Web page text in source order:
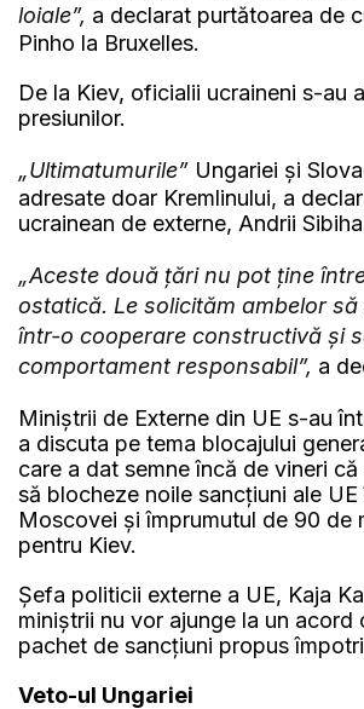
loiale”, a declarat purtătoarea de
Pinho la Bruxelles.
De la Kiev, oficialii ucraineni s-au
presiunilor.
„Ultimatumurile” Ungariei și
adresate doar Kremlinului, a
ucrainean de externe, Andrii
„Aceste două țări nu pot ține
ostatică. Le solicităm ambelor să
într-o cooperare constructivă și
comportament responsabil”, a
Miniștrii de Externe din UE s-au
a discuta pe tema blocajului
care a dat semne încă de vineri
să blocheze noile sancțiuni ale
Moscovei și împrumutul de 90 de
pentru Kiev.
Șefa politicii externe a UE, Kaja
miniștrii nu vor ajunge la un acord
pachet de sancțiuni propus
Veto-ul Ungariei